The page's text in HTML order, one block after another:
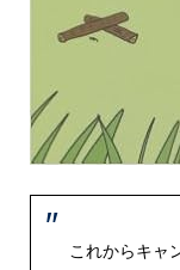
これからキャ